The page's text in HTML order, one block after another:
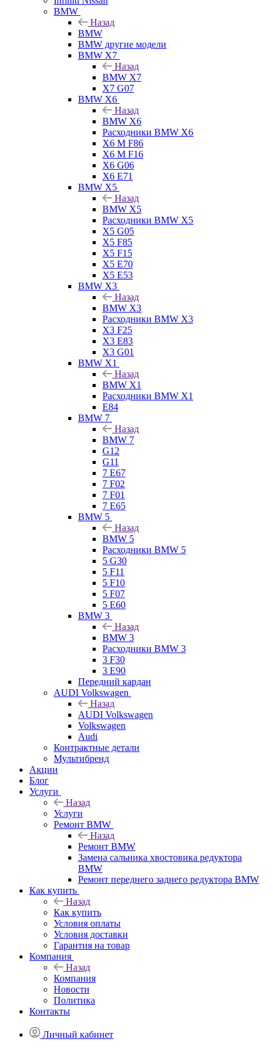
BMW
Назад
BMW
BMW другие модели
BMW X7
Назад
BMW X7
X7 G07
BMW X6
Назад
BMW X6
Расходники BMW X6
X6 M F86
X6 M F16
X6 G06
X6 E71
BMW X5
Назад
BMW X5
Расходники BMW X5
X5 G05
X5 F85
X5 F15
X5 E70
X5 E53
BMW X3
Назад
BMW X3
Расходники BMW X3
X3 F25
X3 E83
X3 G01
BMW X1
Назад
BMW X1
Расходники BMW X1
E84
BMW 7
Назад
BMW 7
G12
G11
7 Е67
7 F02
7 F01
7 E65
BMW 5
Назад
BMW 5
Расходники BMW 5
5 G30
5 F11
5 F10
5 F07
5 E60
BMW 3
Назад
BMW 3
Расходники BMW 3
3 F30
3 E90
Передний кардан
AUDI Volkswagen
Назад
AUDI Volkswagen
Volkswagen
Audi
Контрактные детали
Мультибренд
Акции
Блог
Услуги
Назад
Услуги
Ремонт BMW
Назад
Ремонт BMW
Замена сальника хвостовика редуктора
BMW
Ремонт переднего заднего редуктора BMW
Как купить
Назад
Как купить
Условия оплаты
Условия доставки
Гарантия на товар
Компания
Назад
Компания
Новости
Политика
Контакты
Личный кабинет